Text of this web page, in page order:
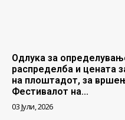
Одлука за
распределба и цената
на плоштадот, за
Фестивалот на...
03 Јули, 2026